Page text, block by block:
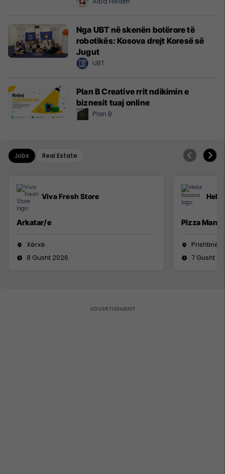
Nga UBT në skenën botërore të
robotikës: Kosova drejt Koresë së
Jugut
UBT
Plan B Creative rrit ndikimin e
biznesit tuaj online
Plan B
Jobs Real Estate
Viva Fresh Store
Arkatar/e
Xërxë
8 Gusht 2026
Pizza Man
Prishtinë
7 Gusht